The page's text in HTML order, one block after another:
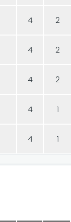
4 2
4 2
4 2
4 1
4 1